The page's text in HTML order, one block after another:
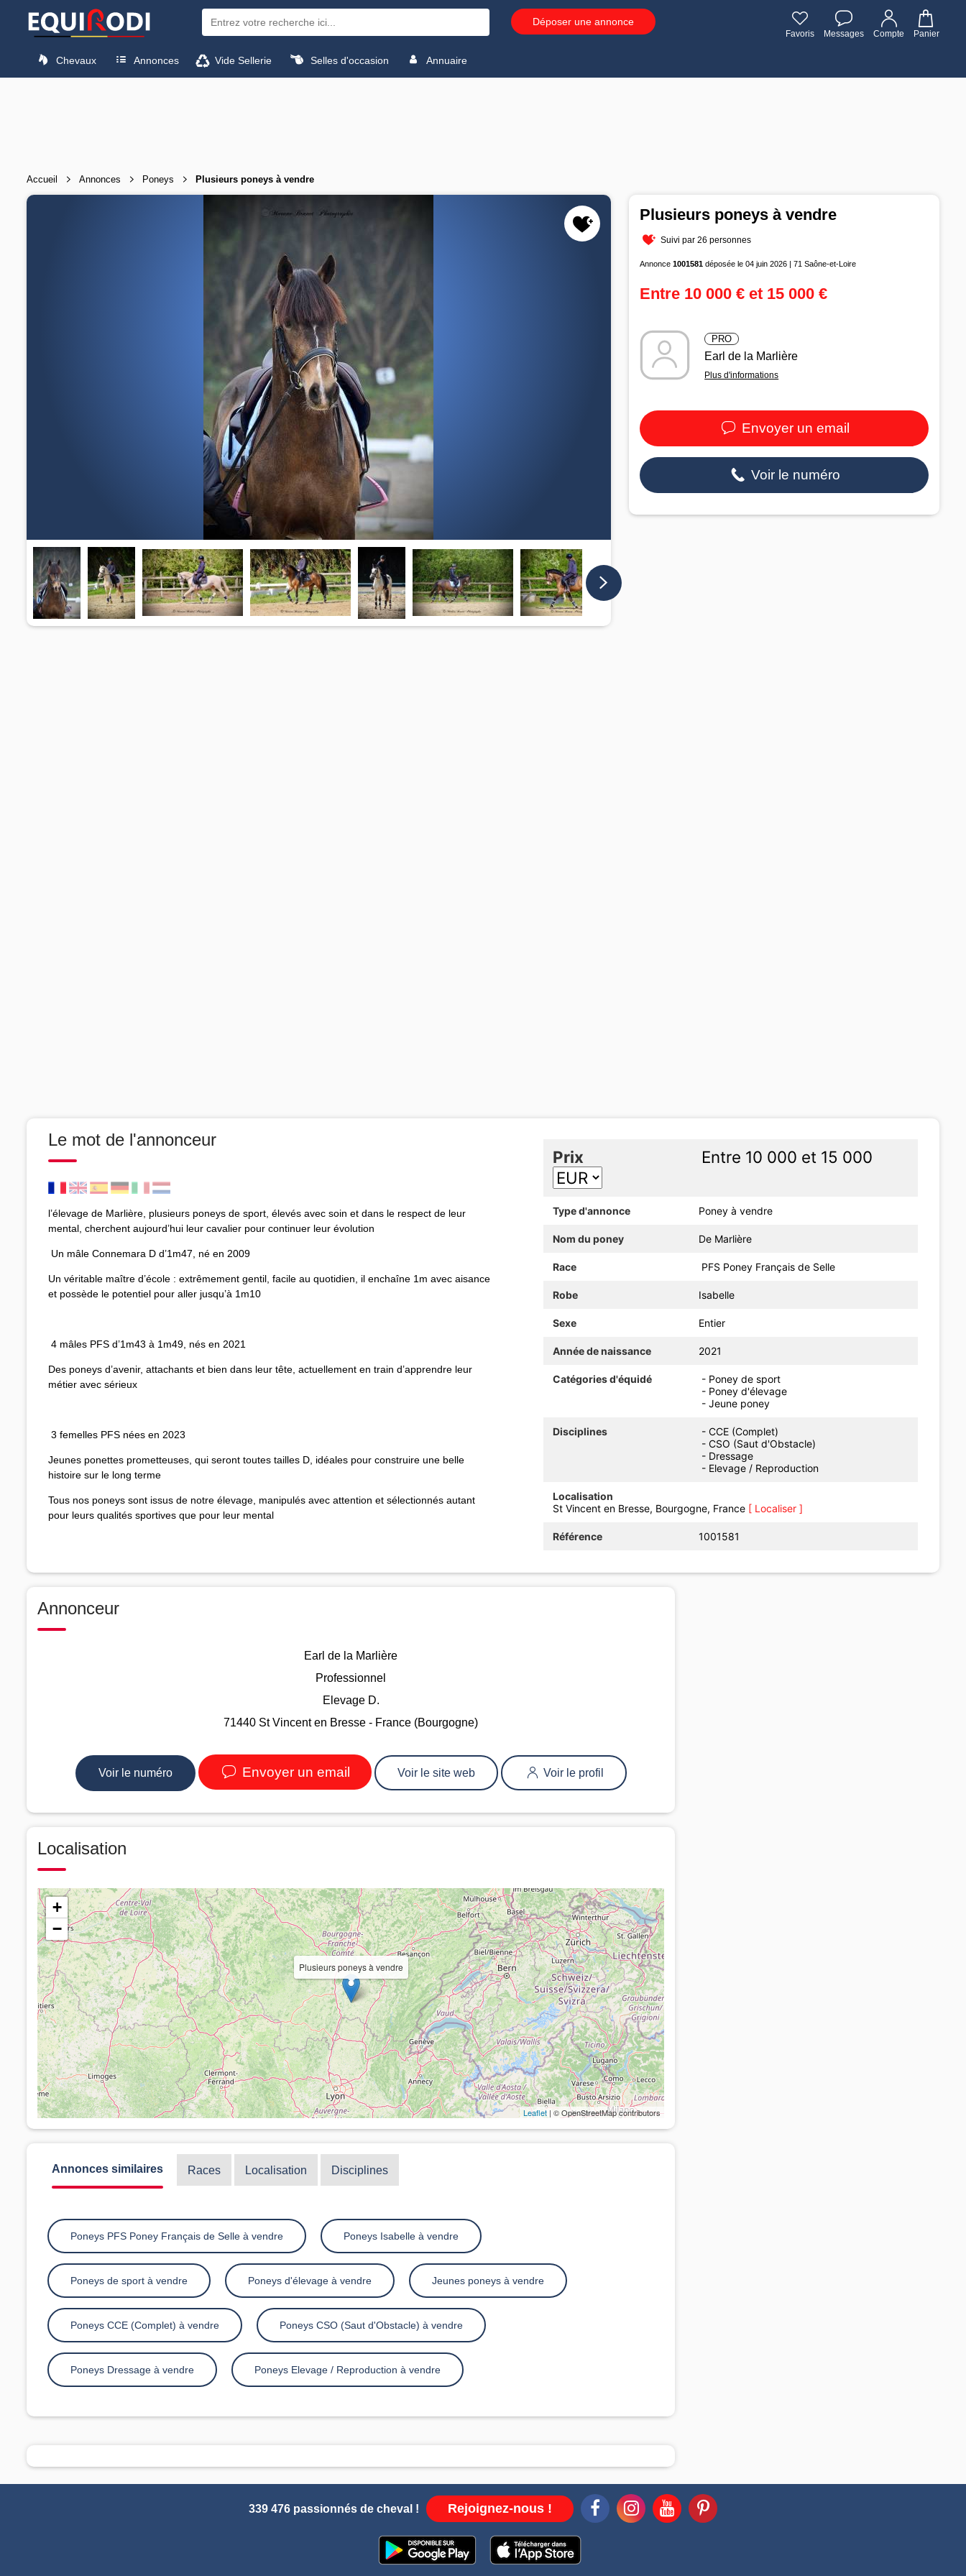
Déposer une annonce
Favoris Messages Compte Panier
Chevaux Annonces Vide Sellerie Selles d'occasion Annuaire
Accueil Annonces Poneys Plusieurs poneys à vendre
Plusieurs poneys à vendre
Suivi par 26 personnes
Annonce1001581 déposée le 04 juin 2026 | 71 Saône-et-Loire
Entre 10 000 € et 15 000 €
PRO
Earl de la Marlière
Plus d'informations
Envoyer un email
Voir le numéro
Le mot de l'annonceur
l’élevage de Marlière, plusieurs poneys de sport, élevés avec soin et dans le respect de leur
mental, cherchent aujourd’hui leur cavalier pour continuer leur évolution
Un mâle Connemara D d’1m47, né en 2009
Un véritable maître d’école : extrêmement gentil, facile au quotidien, il enchaîne 1m avec aisance
et possède le potentiel pour aller jusqu’à 1m10
4 mâles PFS d’1m43 à 1m49, nés en 2021
Des poneys d’avenir, attachants et bien dans leur tête, actuellement en train d’apprendre leur
métier avec sérieux
3 femelles PFS nées en 2023
Jeunes ponettes prometteuses, qui seront toutes tailles D, idéales pour construire une belle
histoire sur le long terme
Tous nos poneys sont issus de notre élevage, manipulés avec attention et sélectionnés autant
pour leurs qualités sportives que pour leur mental
Prix Entre 10 000 et 15 000
Type d'annonce Poney à vendre
Nom du poney De Marlière
Race PFS Poney Français de Selle
Robe Isabelle
Sexe Entier
Année de naissance 2021
Catégories d'équidé
- Poney de sport
- Poney d'élevage
- Jeune poney
Disciplines
- CCE (Complet)
- CSO (Saut d'Obstacle)
- Dressage
- Elevage / Reproduction
Localisation
St Vincent en Bresse, Bourgogne, France [ Localiser ]
Référence 1001581
Annonceur
Earl de la Marlière
Professionnel
Elevage D.
71440 St Vincent en Bresse - France (Bourgogne)
Voir le numéro Envoyer un email Voir le site web Voir le profil
Localisation
Plusieurs poneys à vendre
+
−
Leaflet| © OpenStreetMap contributors
Annonces similaires Races Localisation Disciplines
Poneys PFS Poney Français de Selle à vendre Poneys Isabelle à vendre
Poneys de sport à vendre Poneys d'élevage à vendre Jeunes poneys à vendre
Poneys CCE (Complet) à vendre Poneys CSO (Saut d'Obstacle) à vendre
Poneys Dressage à vendre Poneys Elevage / Reproduction à vendre
339 476 passionnés de cheval ! Rejoignez-nous !